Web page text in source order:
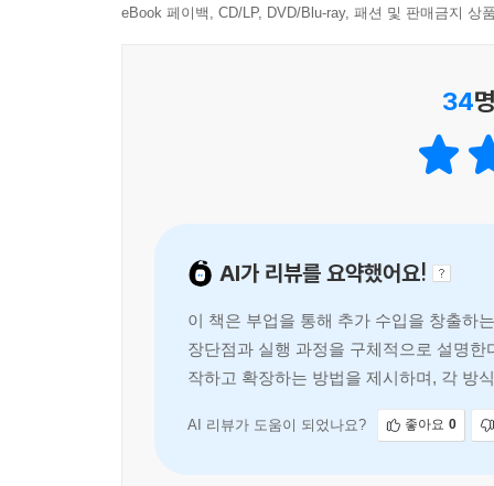
온라인 셀러 파트에서는 유행을 쫓다 실패한 사
이 책은 단순히 방법을 나열하지 않는다. 실패 확
미끼가 아닌 진짜 정보, 수익 구조와 과정까지 모두
세 명의 저자 역시 한결같이 말한다. 부업은
핵심은 명확하다. 퇴근 후 시간을 단순한 소비로
지금, 직장인에게 필요한 것은 더 많은 정보가
이어지게 만드는 지금 시대의 실전 부업 안내서를
eBook 페이백, CD/LP, DVD/Blu-ray, 패션 및 판매금지 상
34
AI가 리뷰를 요약했어요!
이 책은 부업을 통해 추가 수입을 창출하
장단점과 실행 과정을 구체적으로 설명
작하고 확장하는 방법을 제시하며, 각 방
는 것이 아니라, 자신의 시간과 경